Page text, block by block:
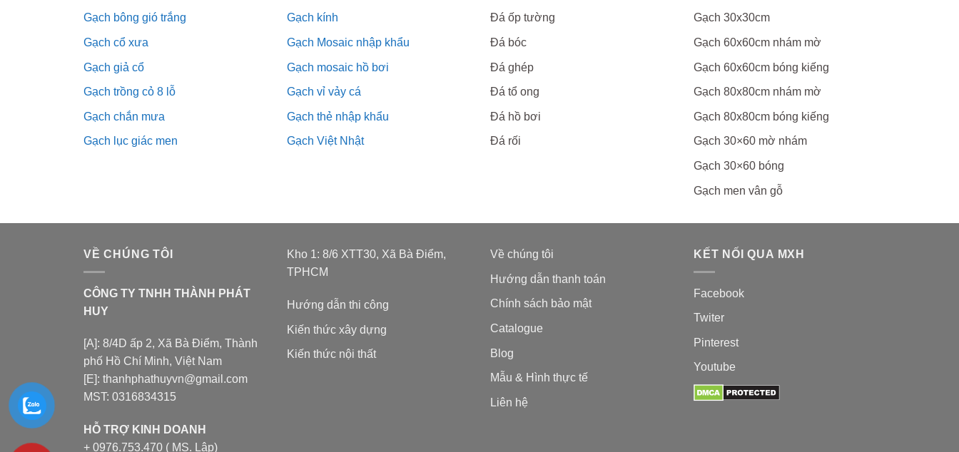
Gạch bông gió trắng
Gạch cổ xưa
Gạch giả cổ
Gạch trồng cỏ 8 lỗ
Gạch chắn mưa
Gạch lục giác men
Gạch kính
Gạch Mosaic nhập khẩu
Gạch mosaic hồ bơi
Gạch vỉ vảy cá
Gạch thẻ nhập khẩu
Gạch Việt Nhật
Đá ốp tường
Đá bóc
Đá ghép
Đá tổ ong
Đá hồ bơi
Đá rối
Gạch 30x30cm
Gạch 60x60cm nhám mờ
Gạch 60x60cm bóng kiếng
Gạch 80x80cm nhám mờ
Gạch 80x80cm bóng kiếng
Gạch 30×60 mờ nhám
Gạch 30×60 bóng
Gạch men vân gỗ
VỀ CHÚNG TÔI
CÔNG TY TNHH THÀNH PHÁT
HUY
[A]: 8/4D ấp 2, Xã Bà Điểm, Thành
phố Hồ Chí Minh, Việt Nam
[E]: thanhphathuyvn@gmail.com
MST: 0316834315
HỖ TRỢ KINH DOANH
+ 0976.753.470 ( MS. Lập)
Kho 1: 8/6 XTT30, Xã Bà Điểm,
TPHCM
Hướng dẫn thi công
Kiến thức xây dựng
Kiến thức nội thất
Về chúng tôi
Hướng dẫn thanh toán
Chính sách bảo mật
Catalogue
Blog
Mẫu & Hình thực tế
Liên hệ
KẾT NỐI QUA MXH
Facebook
Twiter
Pinterest
Youtube